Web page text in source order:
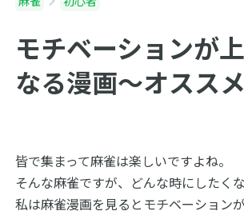
モチベーションが
なる漫画〜オスス
皆で集まって麻雀は楽しいですよね。
そんな麻雀ですが、どんな時にしたく
私は麻雀漫画を見るとモチベーション